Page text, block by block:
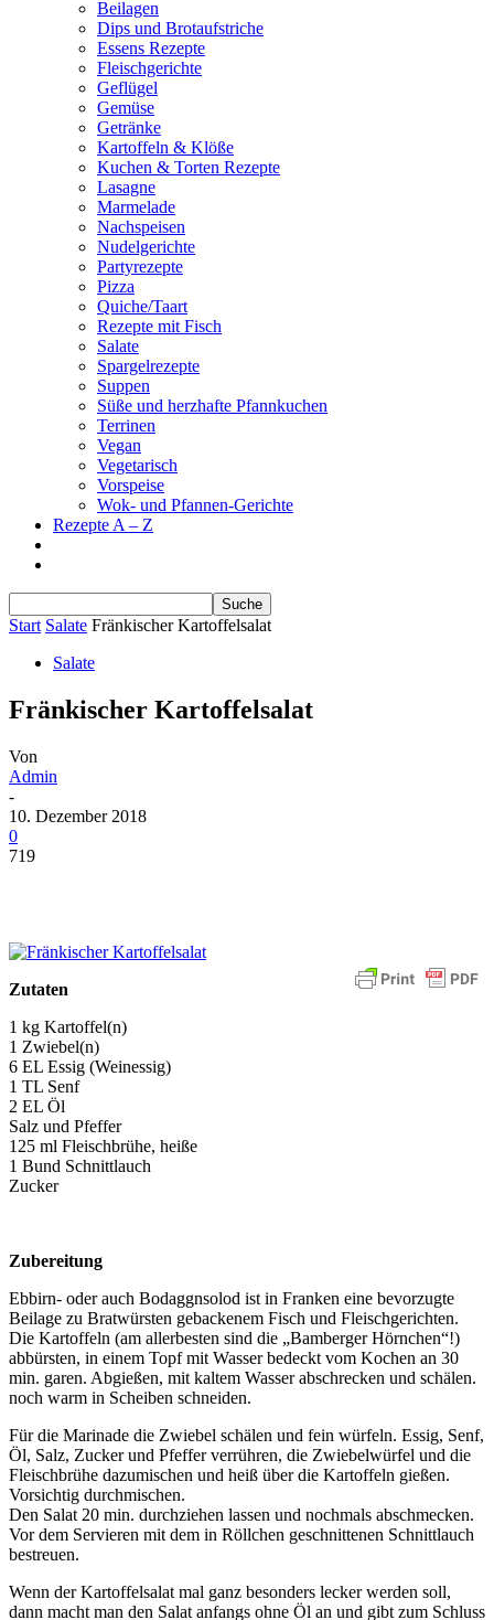
Beilagen
Dips und Brotaufstriche
Essens Rezepte
Fleischgerichte
Geflügel
Gemüse
Getränke
Kartoffeln & Klöße
Kuchen & Torten Rezepte
Lasagne
Marmelade
Nachspeisen
Nudelgerichte
Partyrezepte
Pizza
Quiche/Taart
Rezepte mit Fisch
Salate
Spargelrezepte
Suppen
Süße und herzhafte Pfannkuchen
Terrinen
Vegan
Vegetarisch
Vorspeise
Wok- und Pfannen-Gerichte
Rezepte A – Z
Start Salate Fränkischer Kartoffelsalat
Salate
Fränkischer Kartoffelsalat
Von
Admin
-
10. Dezember 2018
0
719
Zutaten
1 kg Kartoffel(n)
1 Zwiebel(n)
6 EL Essig (Weinessig)
1 TL Senf
2 EL Öl
Salz und Pfeffer
125 ml Fleischbrühe, heiße
1 Bund Schnittlauch
Zucker
Zubereitung
Ebbirn- oder auch Bodaggnsolod ist in Franken eine bevorzugte
Beilage zu Bratwürsten gebackenem Fisch und Fleischgerichten.
Die Kartoffeln (am allerbesten sind die „Bamberger Hörnchen“!)
abbürsten, in einem Topf mit Wasser bedeckt vom Kochen an 30
min. garen. Abgießen, mit kaltem Wasser abschrecken und schälen.
noch warm in Scheiben schneiden.
Für die Marinade die Zwiebel schälen und fein würfeln. Essig, Senf,
Öl, Salz, Zucker und Pfeffer verrühren, die Zwiebelwürfel und die
Fleischbrühe dazumischen und heiß über die Kartoffeln gießen.
Vorsichtig durchmischen.
Den Salat 20 min. durchziehen lassen und nochmals abschmecken.
Vor dem Servieren mit dem in Röllchen geschnittenen Schnittlauch
bestreuen.
Wenn der Kartoffelsalat mal ganz besonders lecker werden soll,
dann macht man den Salat anfangs ohne Öl an und gibt zum Schluss